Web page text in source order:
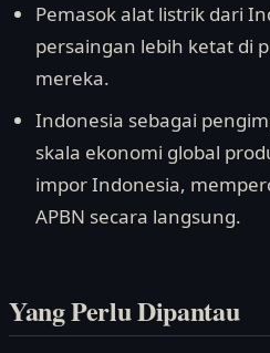
Pemasok alat listrik dari
persaingan lebih ketat di
mereka.
Indonesia sebagai
skala ekonomi global
impor Indonesia,
APBN secara langsung.
Yang Perlu Dipantau